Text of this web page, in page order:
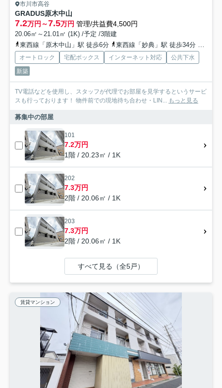
市川市高谷
GRADUS原木中山
7.2万円～7.5万円 管理/共益費4,500円
20.06㎡～21.01㎡ (1K) /予定 /3階建
東西線「原木中山」駅 徒歩6分
東西線「妙典」駅 徒歩34分 総武
オートロック 宅配ボックス インターネット対応
公共下水
新築
TV電話などを使用し、スタッフが代理でお部屋を見学するというサービ
スも行っております！ 物件前での現地待ち合わせ・LIN... もっと見る
募集中の部屋
101
7.2万円
1階 / 20.23㎡ / 1K
202
7.3万円
2階 / 20.06㎡ / 1K
203
7.3万円
2階 / 20.06㎡ / 1K
すべて見る（全5戸）
賃貸マンション